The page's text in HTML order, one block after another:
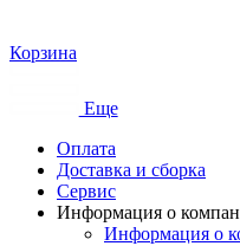
Корзина
Еще
Оплата
Доставка и сборка
Сервис
Информация о
Информация о